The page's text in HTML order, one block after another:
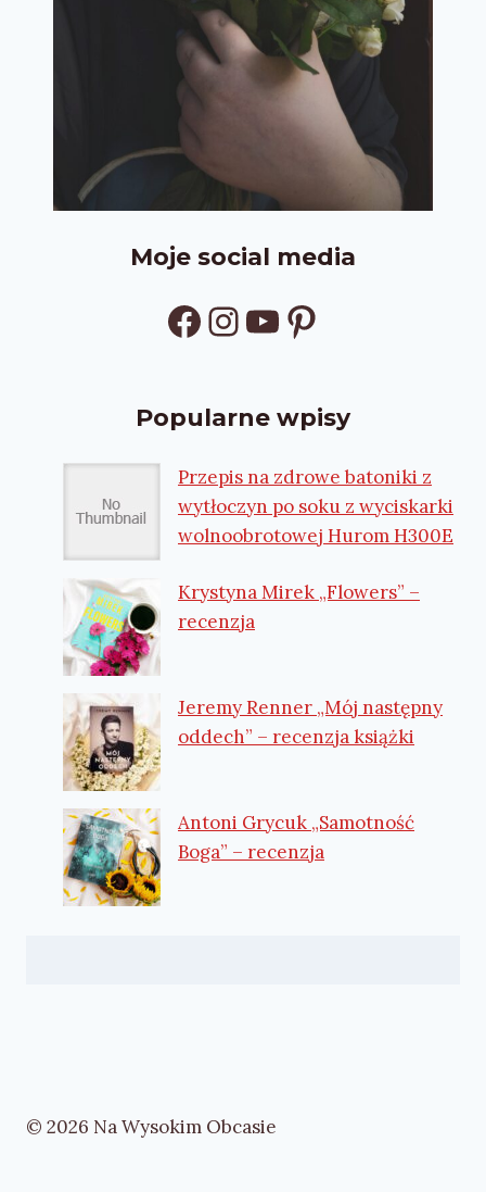
Moje social media
Facebook
Instagram
YouTube
Pinterest
Popularne wpisy
Przepis na zdrowe batoniki z
wytłoczyn po soku z wyciskarki
wolnoobrotowej Hurom H300E
Krystyna Mirek „Flowers” –
recenzja
Jeremy Renner „Mój następny
oddech” – recenzja książki
Antoni Grycuk „Samotność
Boga” – recenzja
© 2026 Na Wysokim Obcasie